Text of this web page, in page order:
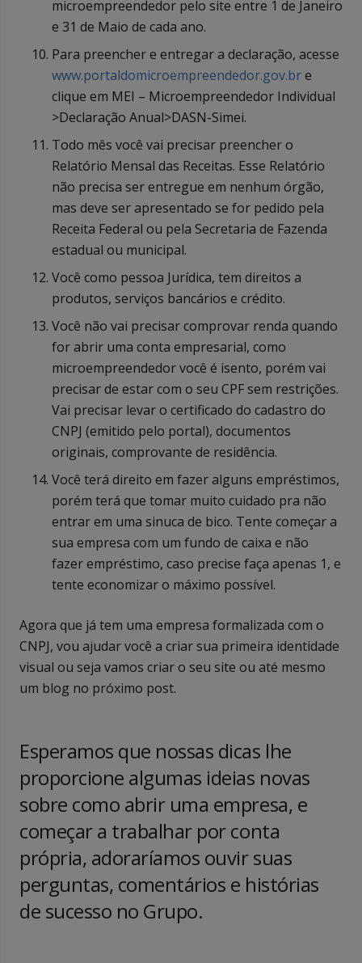
microempreendedor pelo site entre 1 de Janeiro
e 31 de Maio de cada ano.
Para preencher e entregar a declaração, acesse
www.portaldomicroempreendedor.gov.bre
clique em MEI – Microempreendedor Individual
>Declaração Anual>DASN-Simei.
Todo mês você vai precisar preencher o
Relatório Mensal das Receitas. Esse Relatório
não precisa ser entregue em nenhum órgão,
mas deve ser apresentado se for pedido pela
Receita Federal ou pela Secretaria de Fazenda
estadual ou municipal.
Você como pessoa Jurídica, tem direitos a
produtos, serviços bancários e crédito.
Você não vai precisar comprovar renda quando
for abrir uma conta empresarial, como
microempreendedor você é isento, porém vai
precisar de estar com o seu CPF sem restrições.
Vai precisar levar o certificado do cadastro do
CNPJ (emitido pelo portal), documentos
originais, comprovante de residência.
Você terá direito em fazer alguns empréstimos,
porém terá que tomar muito cuidado pra não
entrar em uma sinuca de bico. Tente começar a
sua empresa com um fundo de caixa e não
fazer empréstimo, caso precise faça apenas 1, e
tente economizar o máximo possível.
Agora que já tem uma empresa formalizada com o
CNPJ, vou ajudar você a criar sua primeira identidade
visual ou seja vamos criar o seu site ou até mesmo
um blog no próximo post.
Esperamos que nossas dicas lhe
proporcione algumas ideias novas
sobre como abrir uma empresa, e
começar a trabalhar por conta
própria, adoraríamos ouvir suas
perguntas, comentários e histórias
de sucesso no Grupo.